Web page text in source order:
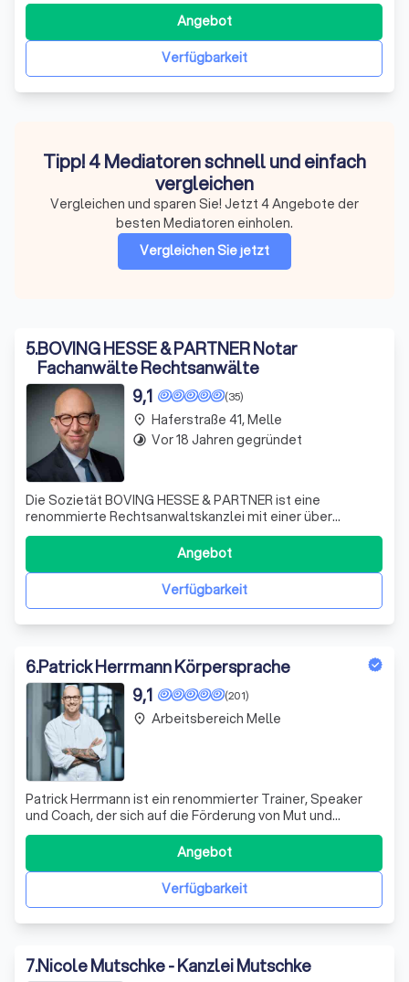
kennengelernt haben, habe ich intuitiv das Gefühl, dass ich
ihr vertrauen kann und sie ihr Bestes tun wird, um mir zu
helfen.
Verfügbarkeit
Angebot
Tipp! 4 Mediatoren schnell und einfach
vergleichen
Vergleichen und sparen Sie! Jetzt 4 Angebote der
besten Mediatoren einholen.
Vergleichen Sie jetzt
5.BOVING HESSE & PARTNER Notar
Fachanwälte Rechtsanwälte
(35)
9,1
Die Sozietät BOVING HESSE & PARTNER ist eine
renommierte Rechtsanwaltskanzlei mit einer über
sechzigjährigen Tradition. Unsere Kanzlei hat ihren
Ursprung in der 1959 von Rechtsanwalt und Notar Wilhelm
Holtmann gegründeten Kanzlei und hat sich seitdem
stetig zu einem führenden Anbieter juristischer D
Verfügbarkeit
Angebot
place Haferstraße 41, Melle
timelapse Vor 18 Jahren gegründet
6.Patrick Herrmann Körpersprache
(201)
9,1
Patrick Herrmann ist ein renommierter Trainer, Speaker
und Coach, der sich auf die Förderung von Mut und
Selbstvertrauen spezialisiert hat. Mit über 40 Jahren
Erfahrung in der Arbeit mit Menschen aus
unterschiedlichsten Bereichen, hat er eine einzigartige
Perspektive auf die menschliche Natur und di
Verfügbarkeit
Angebot
place Arbeitsbereich Melle
7.Nicole Mutschke - Kanzlei Mutschke